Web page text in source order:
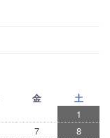
金
土
1
7
8